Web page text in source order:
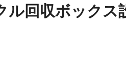
ル回収ボックス